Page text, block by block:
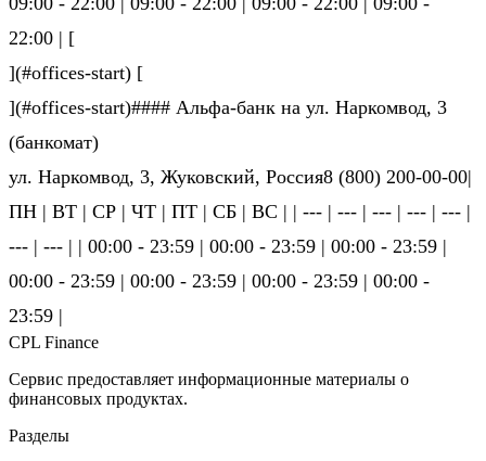
22:00 | [
](#offices-start) [
](#offices-start)#### Альфа-банк на ул. Наркомвод, 3
(банкомат)
ул. Наркомвод, 3, Жуковский, Россия8 (800) 200-00-00|
ПН | ВТ | СР | ЧТ | ПТ | СБ | ВС | | --- | --- | --- | --- | --- |
--- | --- | | 00:00 - 23:59 | 00:00 - 23:59 | 00:00 - 23:59 |
00:00 - 23:59 | 00:00 - 23:59 | 00:00 - 23:59 | 00:00 -
23:59 |
CPL Finance
Сервис предоставляет информационные материалы о
финансовых продуктах.
Разделы